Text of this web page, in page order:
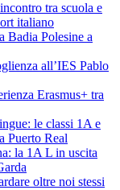
tra scuola e
italiano
Badia Polesine a
all’IES Pablo
Erasmus+ tra
le classi 1A e
Puerto Real
la 1A L in uscita
oltre noi stessi